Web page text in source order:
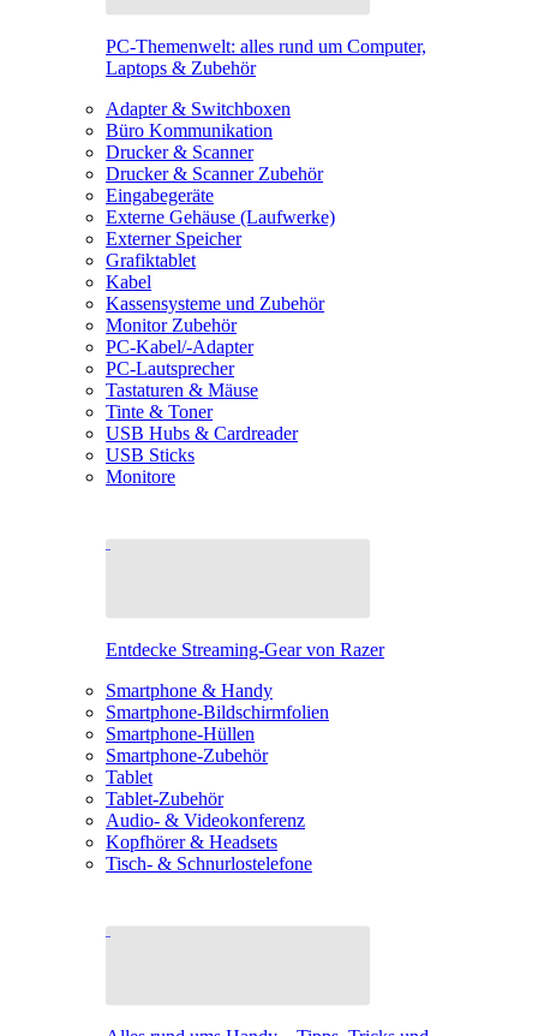
PC-Themenwelt: alles rund um Computer,
Laptops & Zubehör
Adapter & Switchboxen
Büro Kommunikation
Drucker & Scanner
Drucker & Scanner Zubehör
Eingabegeräte
Externe Gehäuse (Laufwerke)
Externer Speicher
Grafiktablet
Kabel
Kassensysteme und Zubehör
Monitor Zubehör
PC-Kabel/-Adapter
PC-Lautsprecher
Tastaturen & Mäuse
Tinte & Toner
USB Hubs & Cardreader
USB Sticks
Monitore
Entdecke Streaming-Gear von Razer
Smartphone & Handy
Smartphone-Bildschirmfolien
Smartphone-Hüllen
Smartphone-Zubehör
Tablet
Tablet-Zubehör
Audio- & Videokonferenz
Kopfhörer & Headsets
Tisch- & Schnurlostelefone